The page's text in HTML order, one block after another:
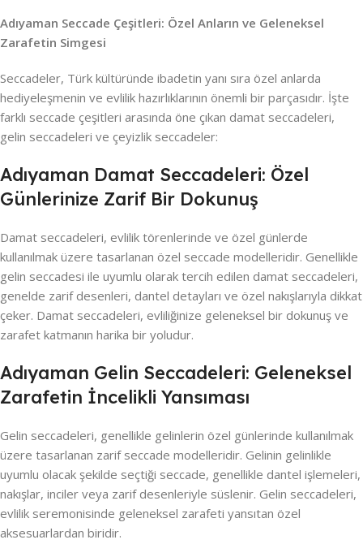
Adıyaman Seccade Çeşitleri: Özel Anların ve Geleneksel
Zarafetin Simgesi
Seccadeler, Türk kültüründe ibadetin yanı sıra özel anlarda
hediyeleşmenin ve evlilik hazırlıklarının önemli bir parçasıdır. İşte
farklı seccade çeşitleri arasında öne çıkan damat seccadeleri,
gelin seccadeleri ve çeyizlik seccadeler:
Adıyaman Damat Seccadeleri: Özel
Günlerinize Zarif Bir Dokunuş
Damat seccadeleri, evlilik törenlerinde ve özel günlerde
kullanılmak üzere tasarlanan özel seccade modelleridir. Genellikle
gelin seccadesi ile uyumlu olarak tercih edilen damat seccadeleri,
genelde zarif desenleri, dantel detayları ve özel nakışlarıyla dikkat
çeker. Damat seccadeleri, evliliğinize geleneksel bir dokunuş ve
zarafet katmanın harika bir yoludur.
Adıyaman Gelin Seccadeleri: Geleneksel
Zarafetin İncelikli Yansıması
Gelin seccadeleri, genellikle gelinlerin özel günlerinde kullanılmak
üzere tasarlanan zarif seccade modelleridir. Gelinin gelinlikle
uyumlu olacak şekilde seçtiği seccade, genellikle dantel işlemeleri,
nakışlar, inciler veya zarif desenleriyle süslenir. Gelin seccadeleri,
evlilik seremonisinde geleneksel zarafeti yansıtan özel
aksesuarlardan biridir.